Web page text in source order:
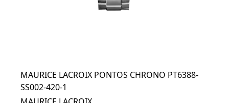
MAURICE LACROIX PONTOS CHRONO PT6388-
SS002-420-1